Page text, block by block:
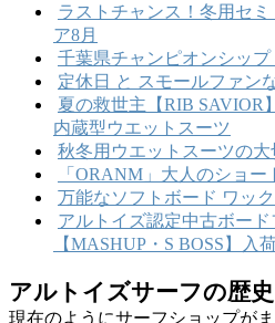
ラストチャンス！冬用セ
ア8月
千葉県チャンピオンシッ
定休日 と スモールファン
夏の救世主【RIB SAVIOR
内蔵型ウエットスーツ
秋冬用ウエットスーツの
「ORANM」大人のショ
万能なソフトボード ワッ
アルトイズ認定中古ボー
【MASHUP・S BOSS】入
アルトイズサーフの歴史
現在のようにサーフショップが